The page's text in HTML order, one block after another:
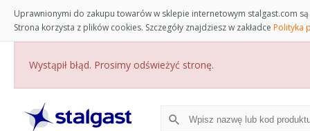
Uprawnionymi do zakupu towarów w sklepie internetowym stalgast.com
Strona korzysta z plików cookies. Szczegóły znajdziesz w zakładce Polityka
Wystąpił błąd. Prosimy odświeżyć stronę.